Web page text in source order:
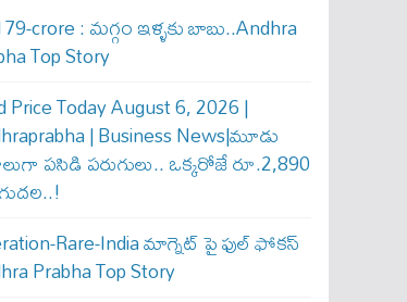
crore : మ‌గ్గం ఇళ్ళ‌కు బాబు..Andhra
Top Story
Price Today August 6, 2026 |
| Business News|మూడు
పసిడి పరుగులు.. ఒక్కరోజే రూ.2,890
Rare-India మాగ్నెట్ పై ఫుల్ ఫోక‌స్
Prabha Top Story